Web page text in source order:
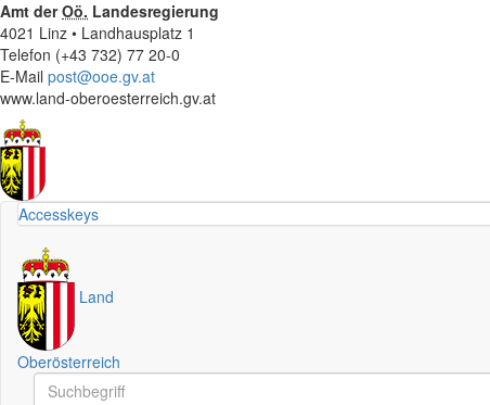
Amt derOö. Landesregierung
4021 Linz • Landhausplatz 1
Telefon (+43 732) 77 20-0
E-Mail post@ooe.gv.at
www.land-oberoesterreich.gv.at
Accesskeys
Land
Oberösterreich
Schnellsuche
Schnellsuche